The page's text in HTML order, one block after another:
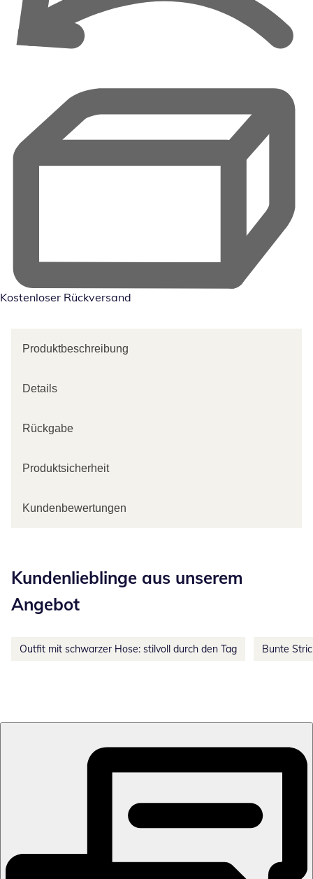
Kostenloser Rückversand
Produktbeschreibung
Details
Rückgabe
Produktsicherheit
Kundenbewertungen
Kundenlieblinge aus unserem
Angebot
Outfit mit schwarzer Hose: stilvoll durch den Tag Bunte